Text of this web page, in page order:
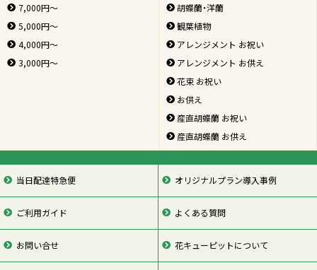
7,000円～
5,000円～
4,000円～
3,000円～
胡蝶蘭・洋蘭
観葉植物
アレンジメント お祝い
アレンジメント お供え
花束 お祝い
お供え
産直胡蝶蘭 お祝い
産直胡蝶蘭 お供え
当日配達特急便 オリジナルプラン導入事例
ご利用ガイド よくある質問
お問い合せ 花キューピットについて